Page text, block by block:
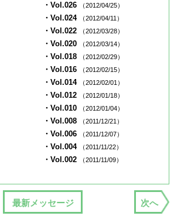
・Vol.026 （2012/04/25）
・Vol.024 （2012/04/11）
・Vol.022 （2012/03/28）
・Vol.020 （2012/03/14）
・Vol.018 （2012/02/29）
・Vol.016 （2012/02/15）
・Vol.014 （2012/02/01）
・Vol.012 （2012/01/18）
・Vol.010 （2012/01/04）
・Vol.008 （2011/12/21）
・Vol.006 （2011/12/07）
・Vol.004 （2011/11/22）
・Vol.002 （2011/11/09）
最新メッセージ 次へ